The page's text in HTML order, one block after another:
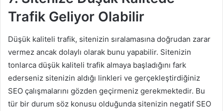
Trafik Geliyor Olabilir
Düşük kaliteli trafik, sitenizin sıralamasına doğrudan zarar
vermez ancak dolaylı olarak bunu yapabilir. Sitenizin
tonlarca düşük kaliteli trafik almaya başladığını fark
ederseniz sitenizin aldığı linkleri ve gerçekleştirdiğiniz
SEO çalışmalarını gözden geçirmeniz gerekmektedir. Bu
tür bir durum söz konusu olduğunda sitenizin negatif SEO